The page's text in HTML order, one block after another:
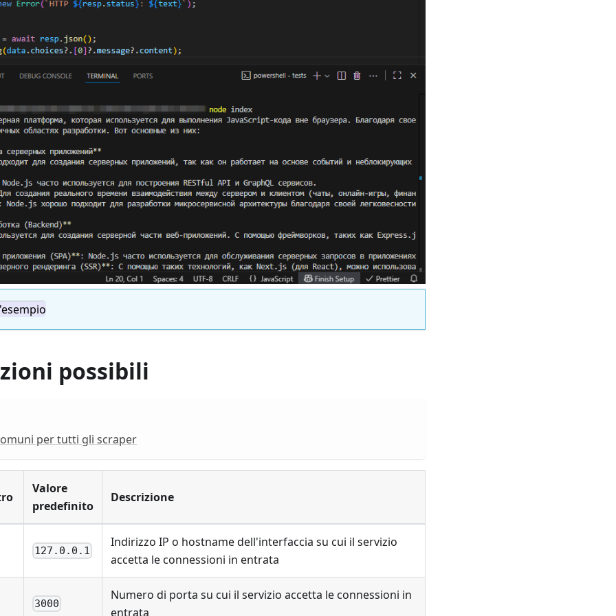
possibili
per tutti gli scraper
Valore
predefinito
Descrizione
127.0.0.1
Indirizzo IP o hostname dell'interfaccia su cui il servizio
accetta le connessioni in entrata
3000
Numero di porta su cui il servizio accetta le connessioni in
entrata